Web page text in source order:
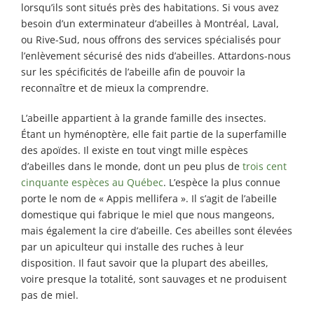
Exterminateur
Villeray-St-
Michel-Parc-
Extension
Exterminateur
Petite Patrie
Exterminateur
Rivière-des-
Prairies
Exterminateur
St-Léonard
lorsqu’ils sont situés près des habitations. Si vous avez
besoin d’un exterminateur d’abeilles à Montréal, Laval,
ou Rive-Sud, nous offrons des services spécialisés pour
l’enlèvement sécurisé des nids d’abeilles. Attardons-nous
sur les spécificités de l’abeille afin de pouvoir la
reconnaître et de mieux la comprendre.
L’abeille appartient à la grande famille des insectes.
Étant un hyménoptère, elle fait partie de la superfamille
des apoïdes. Il existe en tout vingt mille espèces
d’abeilles dans le monde, dont un peu plus de trois cent
cinquante espèces au Québec. L’espèce la plus connue
porte le nom de « Appis mellifera ». Il s’agit de l’abeille
domestique qui fabrique le miel que nous mangeons,
mais également la cire d’abeille. Ces abeilles sont élevées
par un apiculteur qui installe des ruches à leur
disposition. Il faut savoir que la plupart des abeilles,
voire presque la totalité, sont sauvages et ne produisent
pas de miel.